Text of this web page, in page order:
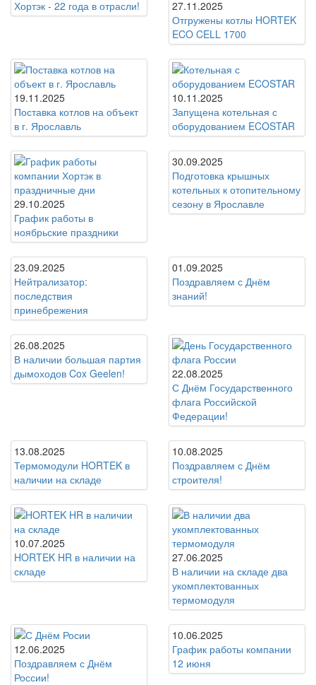
Хортэк - 22 года в отрасли!
27.11.2025
Отгружены котлы HORTEK
ECO CELL 1700
19.11.2025
Поставка котлов на объект
в г. Ярославль
10.11.2025
Запущена котельная с
оборудованием ECOSTAR
29.10.2025
График работы в
ноябрьские праздники
30.09.2025
Подготовка крышных
котельных к отопительному
сезону в Ярославле
23.09.2025
Нейтрализатор:
последствия
принебрежения
01.09.2025
Поздравляем с Днём
знаний!
26.08.2025
В наличии большая партия
дымоходов Cox Geelen!
22.08.2025
С Днём Государственного
флага Российской
Федерации!
13.08.2025
Термомодули HORTEK в
наличии на складе
10.08.2025
Поздравляем с Днём
строителя!
10.07.2025
HORTEK HR в наличии на
складе
27.06.2025
В наличии на складе два
укомплектованных
термомодуля
12.06.2025
Поздравляем с Днём
России!
10.06.2025
График работы компании
12 июня